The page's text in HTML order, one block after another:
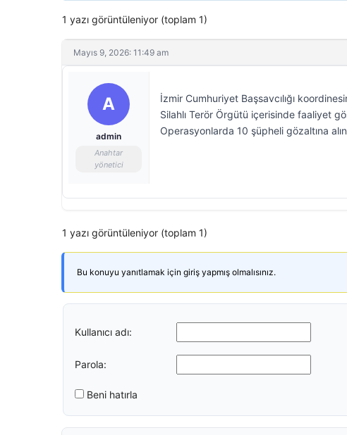
1 yazı görüntüleniyor (toplam 1)
Mayıs 9, 2026: 11:49 am
A
admin
Anahtar
yönetici
İzmir Cumhuriyet Başsavcılığı
Silahlı Terör Örgütü içerisinde faaliyet
Operasyonlarda 10 şüpheli gözaltına
1 yazı görüntüleniyor (toplam 1)
Bu konuyu yanıtlamak için giriş yapmış olmalısınız.
Kullanıcı adı:
Parola:
Beni hatırla